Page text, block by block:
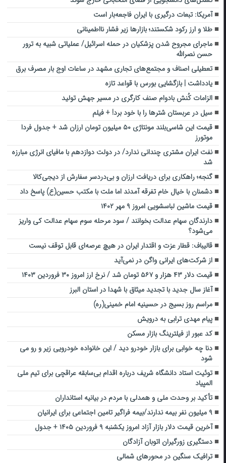
آمریکا: تبعات درگیری با ایران فاجعه‌بار است
طلا و ارز رکود شکستند؛ بازارها زیر فشار نااطمینانی
ماجرای مجروح شدن پزشکیان در حمله اسرائیل/ عملیاتی شبیه به ترور
حسن نصرالله
تعطیلی اصناف و مجتمع‌های تجاری مشهد در ساعات اوج بار مصرف برق
یادداشت | بازگشایی بورس با قواعد تازه
الزامات کُنش بادوام صنف کارگری در مسیر جهش تولید
سیل در عربستان شترها را با خود برد! + فیلم
قیمت این شاسی‌بلند مونتاژی ۵۰ میلیون تومان ارزان شد + جدول فردا
موتورز
نفت ایران مشتری چندانی ندارد/ در دولت دوازدهم با مافیای انرژی مبارزه
شد
گنجه؛ راهکاری برای دریافت ارزان و بی‌دردسر سفارش‌ از دیجی‌کالا
دشمنان با خیال خام تفرقه آمدند اما ملت با مکتب حسین(ع) پاسخ داد
قیمت ماشین لباسشویی امروز ۹ مهر ۱۴۰۲
دارندگان سهام عدالت بخوانند / سود مرحله سوم سهام عدالت کی واریز
می‌شود؟
قالیباف: قطار عزت و اقتدار ایران در هیچ عرصه‌ای قابل توقف نیست
از شرکت‌های ایرانی واگن در نمی‌آید
قیمت دلار ۴۳ هزار و ۵۶۷ تومان شد / نرخ ارز امروز ۳۰ فروردین ۱۴۰۳
آغاز سال جدید با تجدید میثاق با شهدا در استان البرز
مراسم روز بسیج در حسینیه امام خمینی(ره)
پیام مهدی ترابی به درویش
کد عبور از فیلترینگ بازار مسکن
دنا چه خوابی برای بازار خودرو دید / این خانواده خودرویی زیر و رو می
شود
توئیت استاد دانشگاه شریف درباره اقدام بی‌سابقه عراقچی برای تیم ملی
المپیاد
تأکید بر وحدت ملی و همدلی با مردم در بیانیه استانداران
۹ میلیون نفر بیمه ندارند/بیمه فراگیر تامین اجتماعی برای ایرانیان
آخرین قیمت دلار بازار آزاد امروز یکشنبه ۹ فروردین ۱۴۰۵ + جدول
دستگیری زورگیران اتوبان آزادگان
ترافیک سنگین در محورهای شمالی